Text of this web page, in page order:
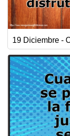
19 Diciembre -